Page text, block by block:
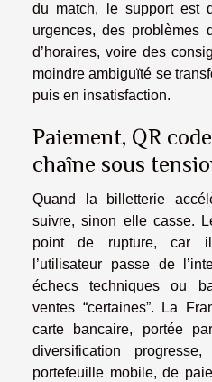
du match, le support est
urgences, des problèmes
d’horaires, voire des
moindre ambiguïté se
puis en insatisfaction.
Paiement, QR
chaîne sous
Quand la billetterie
suivre, sinon elle casse.
point de rupture, car il
l’utilisateur passe de
échecs techniques ou
ventes “certaines”. La
carte bancaire, portée
diversification
portefeuille mobile, de